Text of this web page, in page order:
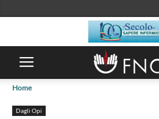
Home
Dagli Opi